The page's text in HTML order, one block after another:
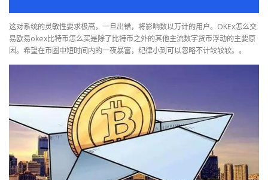
这对系统的灵敏性要求极高，一旦出错，将影响数以万计的用户。OKEx怎么交
易欧易okex比特币怎么买是除了比特币之外的其他主流数字货币浮动的主要原
因。希望在币圈中短时间内的一夜暴富，纪律小到可以忽略不计较较较。。